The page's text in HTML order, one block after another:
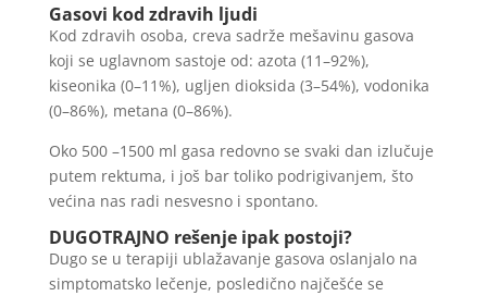
Gasovi kod zdravih ljudi
Kod zdravih osoba, creva sadrže mešavinu gasova
koji se uglavnom sastoje od: azota (11–92%),
kiseonika (0–11%), ugljen dioksida (3–54%), vodonika
(0–86%), metana (0–86%).
Oko 500 –1500 ml gasa redovno se svaki dan izlučuje
putem rektuma, i još bar toliko podrigivanjem, što
većina nas radi nesvesno i spontano.
DUGOTRAJNO rešenje ipak postoji?
Dugo se u terapiji ublažavanje gasova oslanjalo na
simptomatsko lečenje, posledično najčešće se